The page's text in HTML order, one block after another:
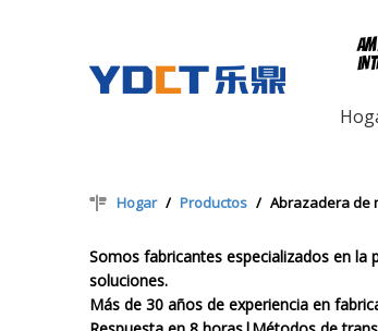
Hogar / Productos / Abrazadera de
Somos fabricantes especializados en
soluciones.
Más de 30 años de experiencia en